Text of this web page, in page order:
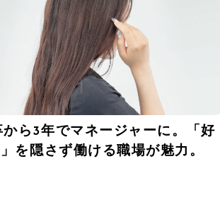
から3年でマネージャーに。「好
を隠さず働ける職場が魅力。